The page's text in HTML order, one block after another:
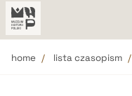
home lista czasopism